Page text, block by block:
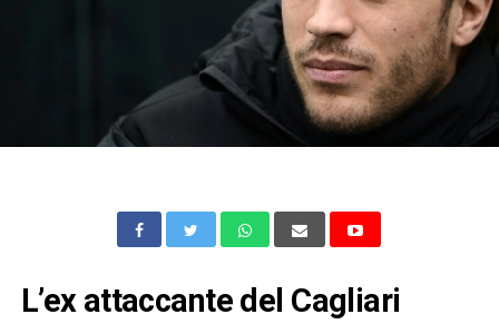
L’ex attaccante del Cagliari